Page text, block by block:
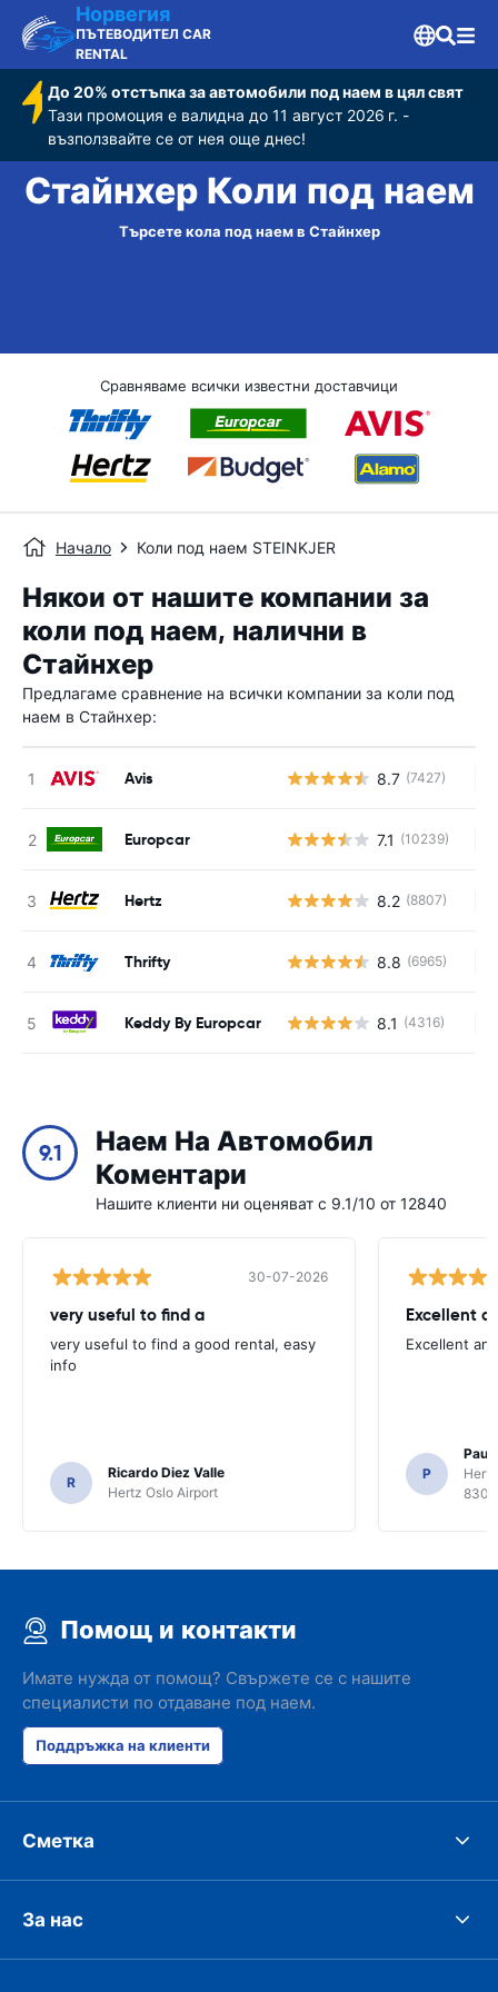
Норвегия
ПЪТЕВОДИТЕЛ CAR
RENTAL
До 20% отстъпка за автомобили под наем в цял свят
Тази промоция е валидна до 11 август 2026 г. -
възползвайте се от нея още днес!
Стайнхер Коли под наем
Търсете кола под наем в Стайнхер
Сравняваме всички известни доставчици
Начало Коли под наем STEINKJER
Някои от нашите компании за
коли под наем, налични в
Стайнхер
Предлагаме сравнение на всички компании за коли под
наем в Стайнхер:
Avis 8.7 (7427)
Europcar 7.1 (10239)
Hertz 8.2 (8807)
Thrifty 8.8 (6965)
Keddy By Europcar 8.1 (4316)
9.1
Наем На Автомобил
Коментари
Нашите клиенти ни оценяват с 9.1/10 от 12840
30-07-2026
very useful to find a
very useful to find a good rental, easy
info
R
Ricardo Diez Valle
Hertz Oslo Airport
Excellent
Excellent
P
Paul
8300
Помощ и контакти
Имате нужда от помощ? Свържете се с нашите
специалисти по отдаване под наем.
Поддръжка на клиенти
Сметка
За нас